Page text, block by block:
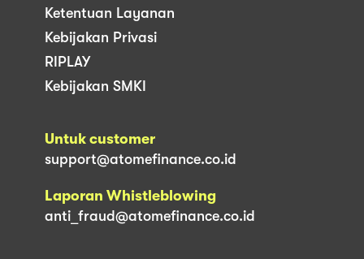
Ketentuan Layanan
Kebijakan Privasi
RIPLAY
Kebijakan SMKI
Untuk customer
support@atomefinance.co.id
Laporan Whistleblowing
anti_fraud@atomefinance.co.id